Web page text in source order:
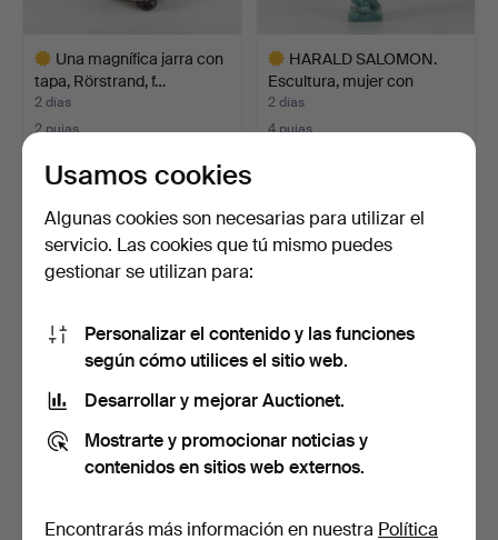
Una magnífica jarra con
tapa, Rörstrand, f…
2 días
2 pujas
Lote
seleccionado
HARALD SALOMON.
Escultura, mujer con
cesta…
2 días
4 pujas
seleccionado
LÁMPARA DE MESA,
Höganäsbolaget, jugend,
64 USD
ERNST WEBER
(ÖSTERRIKE 1905-?).
Relieve de…
2 días
127 USD
Usamos cookies
Algunas cookies son necesarias para utilizar el
servicio. Las cookies que tú mismo puedes
gestionar se utilizan para:
Personalizar el contenido y las funciones
según cómo utilices el sitio web.
Desarrollar y mejorar Auctionet.
Mostrarte y promocionar noticias y
contenidos en sitios web externos.
Encontrarás más información en nuestra Política